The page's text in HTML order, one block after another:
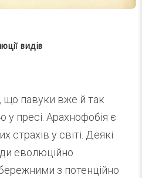
видів
що павуки вже й так
у пресі. Арахнофобія є
страхів у світі. Деякі
еволюційно
з потенційно